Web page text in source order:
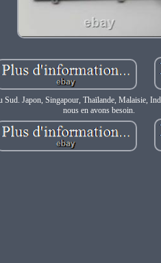
Japon, Singapour, Thaïlande, Malaisie,
nous en avons besoin.